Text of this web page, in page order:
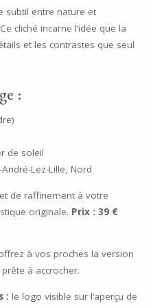
subtil entre nature et
cliché incarne l’idée que la
et les contrastes que seul
:
de soleil
André-Lez-Lille, Nord
de raffinement à votre
originale. Prix : 39 €
à vos proches la version
à accrocher.
: le logo visible sur l’aperçu de